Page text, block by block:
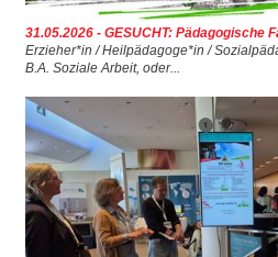
31.05.2026 - GESUCHT: Pädagogische
Erzieher*in / Heilpädagoge*in /
B.A. Soziale Arbeit, oder...